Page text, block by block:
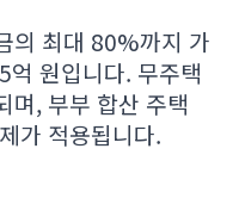
의 최대 80%까지 가
억 원입니다. 무주택
며, 부부 합산 주택
가 적용됩니다.